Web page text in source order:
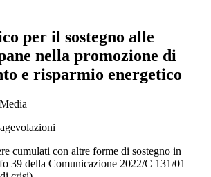
per il sostegno alle
nella promozione di
e risparmio energetico
cumulati con altre forme di sostegno in
39 della Comunicazione 2022/C 131/01